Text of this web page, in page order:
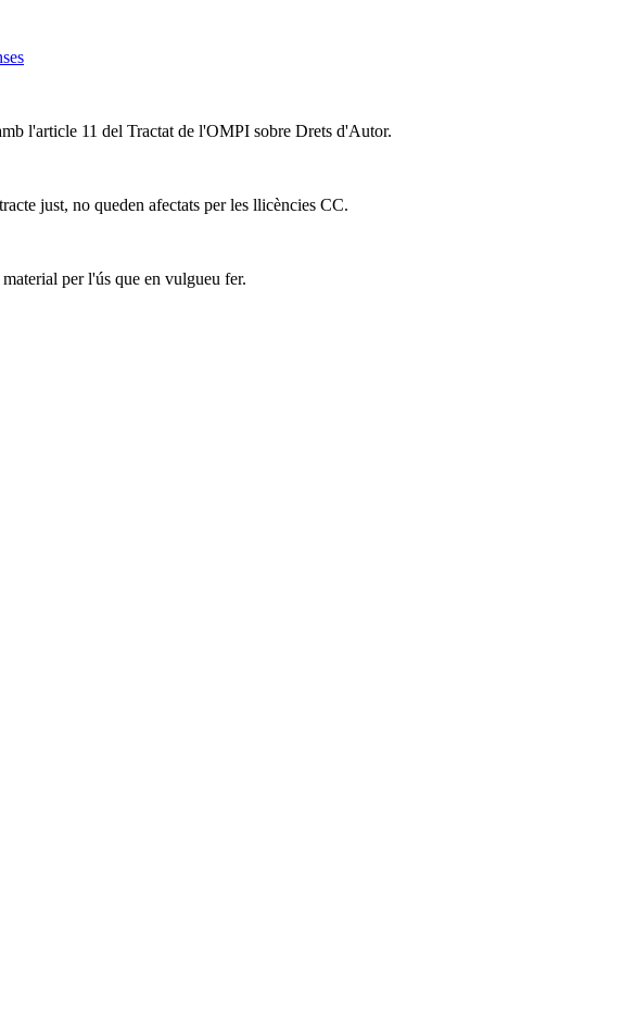
l'article 11 del Tractat de l'OMPI sobre Drets d'Autor.
just, no queden afectats per les llicències CC.
per l'ús que en vulgueu fer.